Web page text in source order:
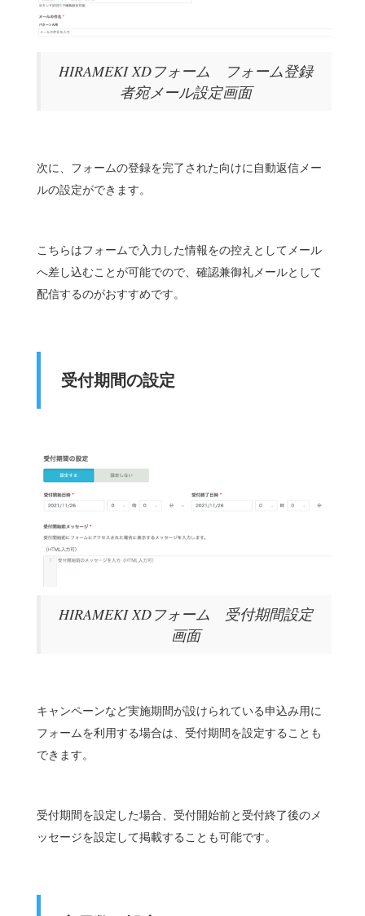
HIRAMEKI XDフォーム フォーム登録
者宛メール設定画面
次に、フォームの登録を完了された向けに自動返信メー
ルの設定ができます。
こちらはフォームで入力した情報をの控えとしてメール
へ差し込むことが可能でので、確認兼御礼メールとして
配信するのがおすすめです。
受付期間の設定
HIRAMEKI XDフォーム 受付期間設定
画面
キャンペーンなど実施期間が設けられている申込み用に
フォームを利用する場合は、受付期間を設定することも
できます。
受付期間を設定した場合、受付開始前と受付終了後のメ
ッセージを設定して掲載することも可能です。